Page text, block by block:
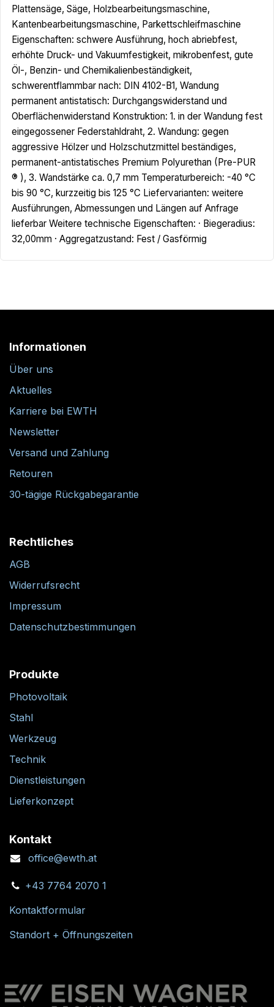
Plattensäge, Säge, Holzbearbeitungsmaschine,
Kantenbearbeitungsmaschine, Parkettschleifmaschine
Eigenschaften: schwere Ausführung, hoch abriebfest,
erhöhte Druck- und Vakuumfestigkeit, mikrobenfest, gute
Öl-, Benzin- und Chemikalienbeständigkeit,
schwerentflammbar nach: DIN 4102-B1, Wandung
permanent antistatisch: Durchgangswiderstand und
Oberflächenwiderstand Konstruktion: 1. in der Wandung fest
eingegossener Federstahldraht, 2. Wandung: gegen
aggressive Hölzer und Holzschutzmittel beständiges,
permanent-antistatisches Premium Polyurethan (Pre-PUR
® ), 3. Wandstärke ca. 0,7 mm Temperaturbereich: -40 °C
bis 90 °C, kurzzeitig bis 125 °C Liefervarianten: weitere
Ausführungen, Abmessungen und Längen auf Anfrage
lieferbar Weitere technische Eigenschaften: · Biegeradius:
32,00mm · Aggregatzustand: Fest / Gasförmig
Informationen
Über uns
Aktuelles
Karriere bei EWTH
Newsletter
Versand und Zahlung
Retouren
30-tägige Rückgabegarantie
Rechtliches
AGB
Widerrufsrecht
Impressum
Datenschutzbestimmungen
Produkte
Photovoltaik
Stahl
Werkzeug
Technik
Dienstleistungen
Lieferkonzept
Kontakt
office@ewth.at
+43 7764 2070 1
Kontaktformular
Standort + Öffnungszeiten